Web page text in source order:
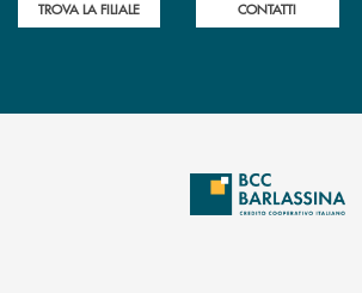
TROVA LA FILIALE CONTATTI